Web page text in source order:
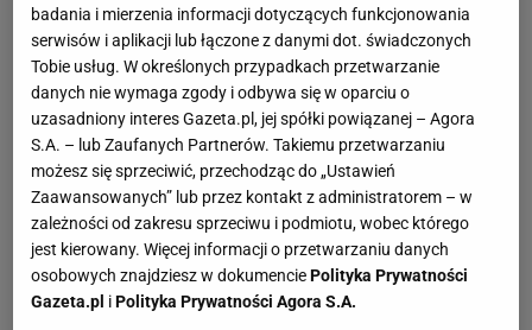
badania i mierzenia informacji dotyczących funkcjonowania
serwisów i aplikacji lub łączone z danymi dot. świadczonych
Tobie usług. W określonych przypadkach przetwarzanie
danych nie wymaga zgody i odbywa się w oparciu o
uzasadniony interes Gazeta.pl, jej spółki powiązanej – Agora
S.A. – lub Zaufanych Partnerów. Takiemu przetwarzaniu
możesz się sprzeciwić, przechodząc do „Ustawień
Zaawansowanych” lub przez kontakt z administratorem – w
zależności od zakresu sprzeciwu i podmiotu, wobec którego
jest kierowany. Więcej informacji o przetwarzaniu danych
osobowych znajdziesz w dokumenciePolityka Prywatności
Gazeta.pl iPolityka Prywatności Agora S.A.